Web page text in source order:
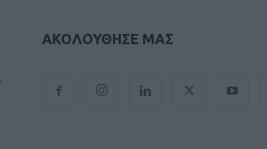
ΑΚΟΛΟΥΘΗΣΕ ΜΑΣ